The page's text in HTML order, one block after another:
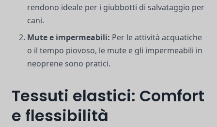
rendono ideale per i giubbotti di salvataggio per
cani.
Mute e impermeabili: Per le attività acquatiche
o il tempo piovoso, le mute e gli impermeabili in
neoprene sono pratici.
Tessuti elastici: Comfort
e flessibilità